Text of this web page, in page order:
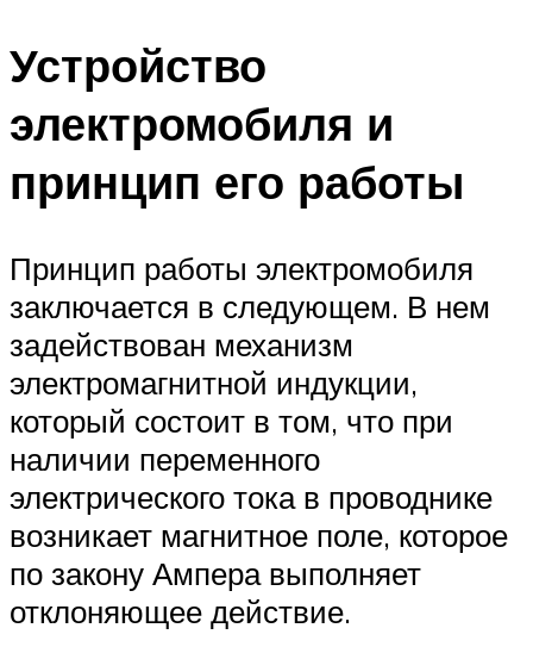
Устройство
электромобиля и
принцип его работы
Принцип работы электромобиля
заключается в следующем. В нем
задействован механизм
электромагнитной индукции,
который состоит в том, что при
наличии переменного
электрического тока в проводнике
возникает магнитное поле, которое
по закону Ампера выполняет
отклоняющее действие.